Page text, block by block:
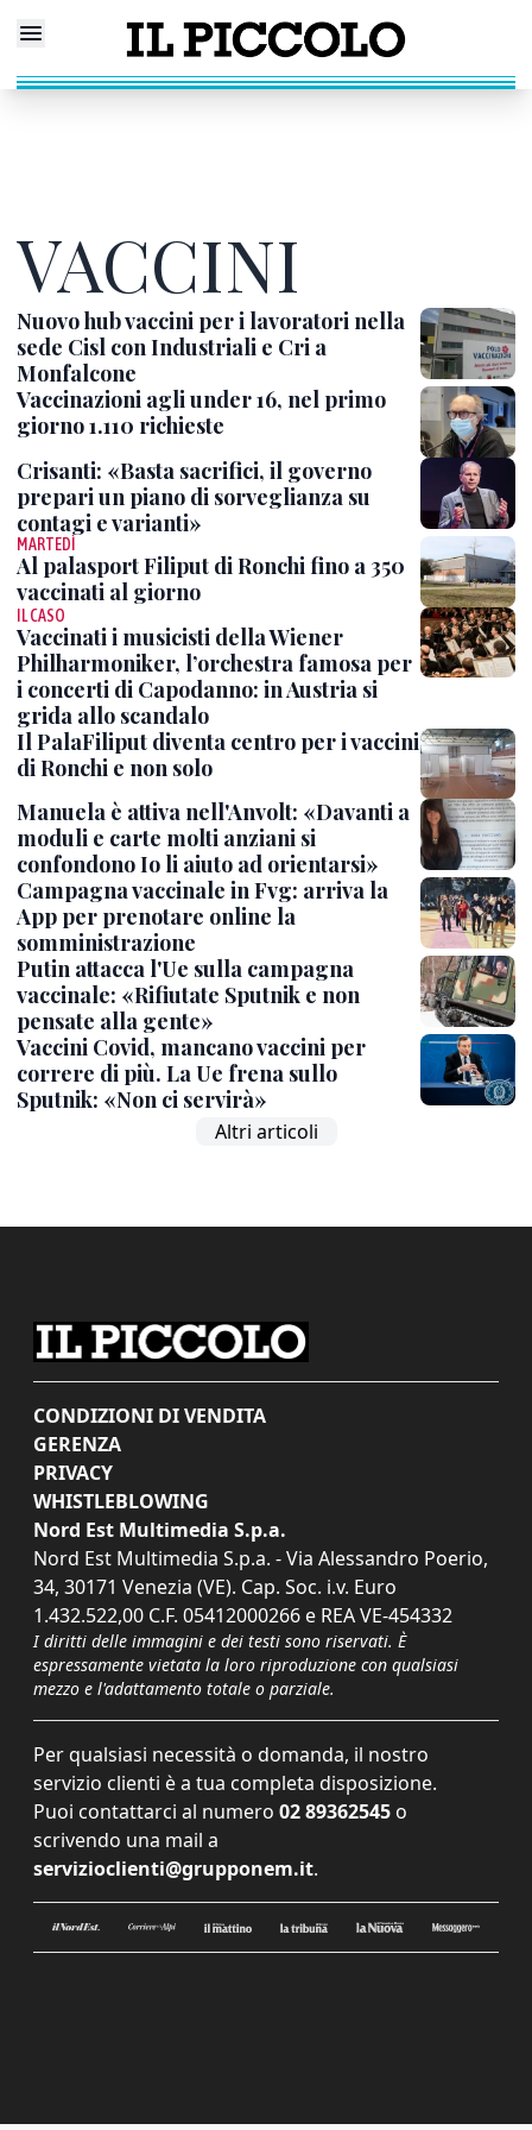
VACCINI
Nuovo hub vaccini per i lavoratori nella
sede Cisl con Industriali e Cri a
Monfalcone
Vaccinazioni agli under 16, nel primo
giorno 1.110 richieste
Crisanti: «Basta sacrifici, il governo
prepari un piano di sorveglianza su
contagi e varianti»
MARTEDÌ
Al palasport Filiput di Ronchi fino a 350
vaccinati al giorno
IL CASO
Vaccinati i musicisti della Wiener
Philharmoniker, l’orchestra famosa per
i concerti di Capodanno: in Austria si
grida allo scandalo
Il PalaFiliput diventa centro per i vaccini
di Ronchi e non solo
Manuela è attiva nell'Anvolt: «Davanti a
moduli e carte molti anziani si
confondono Io li aiuto ad orientarsi»
Campagna vaccinale in Fvg: arriva la
App per prenotare online la
somministrazione
Putin attacca l'Ue sulla campagna
vaccinale: «Rifiutate Sputnik e non
pensate alla gente»
Vaccini Covid, mancano vaccini per
correre di più. La Ue frena sullo
Sputnik: «Non ci servirà»
Altri articoli
CONDIZIONI DI VENDITA
GERENZA
PRIVACY
WHISTLEBLOWING
Nord Est Multimedia S.p.a.
Nord Est Multimedia S.p.a. - Via Alessandro Poerio,
34, 30171 Venezia (VE). Cap. Soc. i.v. Euro
1.432.522,00 C.F. 05412000266 e REA VE-454332
I diritti delle immagini e dei testi sono riservati. È
espressamente vietata la loro riproduzione con qualsiasi
mezzo e l'adattamento totale o parziale.
Per qualsiasi necessità o domanda, il nostro
servizio clienti è a tua completa disposizione.
Puoi contattarci al numero 02 89362545 o
scrivendo una mail a
servizioclienti@grupponem.it.